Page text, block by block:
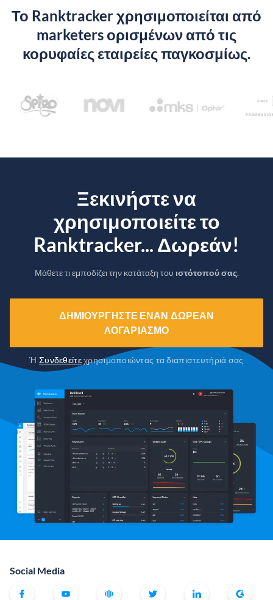
Το Ranktracker χρησιμοποιείται από
marketers ορισμένων από τις
κορυφαίες εταιρείες παγκοσμίως.
Ξεκινήστε να
χρησιμοποιείτε το
Ranktracker... Δωρεάν!
Μάθετε τι εμποδίζει την κατάταξη του ιστότοπού σας.
ΔΗΜΙΟΥΡΓΉΣΤΕ ΈΝΑΝ ΔΩΡΕΆΝ
ΛΟΓΑΡΙΑΣΜΌ
ΉΣυνδεθείτεχρησιμοποιώντας τα διαπιστευτήριά σας
Social Media